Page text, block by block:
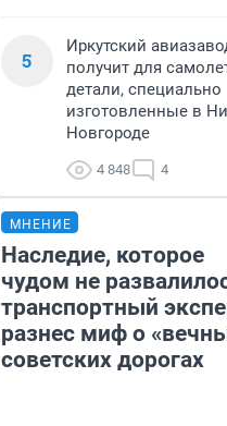
5
Иркутский
получит для
детали, специально
изготовленные в
Новгороде
4 848 4
МНЕНИЕ
Наследие, которое
чудом не
транспортный
разнес миф о
советских дорогах